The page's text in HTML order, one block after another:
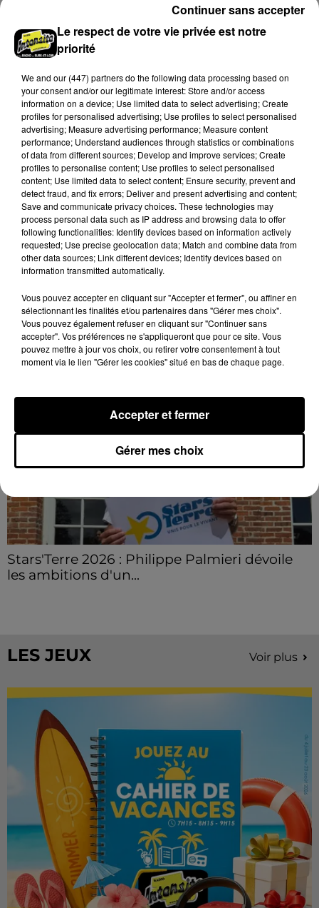
L'intervention rapide des secours a permis
d'éteindre...
A LA UNE Voir plus
Coupe de France : les basketteurs chartrains
connaissent la...
Centre à l'occasion des 32es de finale de la Coupe de
France.
LE GRAND FORMAT Voir plus
Stars'Terre 2026 : Philippe Palmieri dévoile
les ambitions d'un...
LES JEUX Voir plus
Le respect de votre vie privée est notre
priorité
We and our (447) partnersdo the following data processing based on
your consent and/or our legitimate interest: Store and/or access
information on a device; Use limited data to select advertising; Create
profiles for personalised advertising; Use profiles to select personalised
advertising; Measure advertising performance; Measure content
performance; Understand audiences through statistics or combinations
of data from different sources; Develop and improve services; Create
profiles to personalise content; Use profiles to select personalised
content; Use limited data to select content; Ensure security, prevent and
detect fraud, and fix errors; Deliver and present advertising and content;
Save and communicate privacy choices. These technologies may
process personal data such as IP address and browsing data to offer
following functionalities: Identify devices based on information actively
requested; Use precise geolocation data; Match and combine data from
other data sources; Link different devices; Identify devices based on
information transmitted automatically.
Vous pouvez accepter en cliquant sur "Accepter et fermer", ou affiner en
sélectionnant les finalités et/ou partenaires dans "Gérer mes choix".
Vous pouvez également refuser en cliquant sur "Continuer sans
accepter". Vos préférences ne s'appliqueront que pour ce site. Vous
pouvez mettre à jour vos choix, ou retirer votre consentement à tout
moment via le lien "Gérer les cookies" situé en bas de chaque page.
Gérer mes choix
Accepter et fermer
Continuer sans accepter